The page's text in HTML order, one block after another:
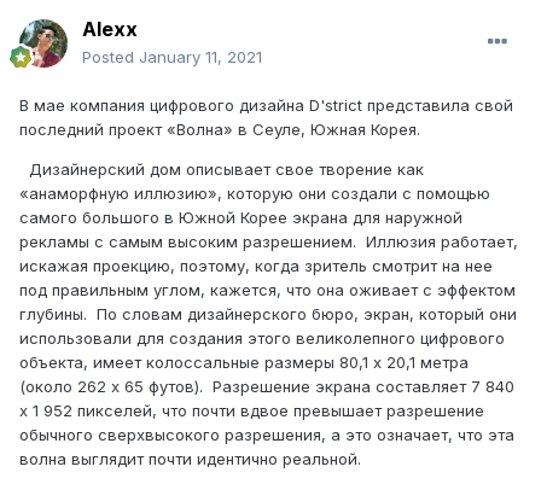
Alexx
Posted January 11, 2021
В мае компания цифрового дизайна D'strict представила свой
последний проект «Волна» в Сеуле, Южная Корея.
Дизайнерский дом описывает свое творение как
«анаморфную иллюзию», которую они создали с помощью
самого большого в Южной Корее экрана для наружной
рекламы с самым высоким разрешением. Иллюзия работает,
искажая проекцию, поэтому, когда зритель смотрит на нее
под правильным углом, кажется, что она оживает с эффектом
глубины. По словам дизайнерского бюро, экран, который они
использовали для создания этого великолепного цифрового
объекта, имеет колоссальные размеры 80,1 x 20,1 метра
(около 262 x 65 футов). Разрешение экрана составляет 7 840
x 1 952 пикселей, что почти вдвое превышает разрешение
обычного сверхвысокого разрешения, а это означает, что эта
волна выглядит почти идентично реальной.